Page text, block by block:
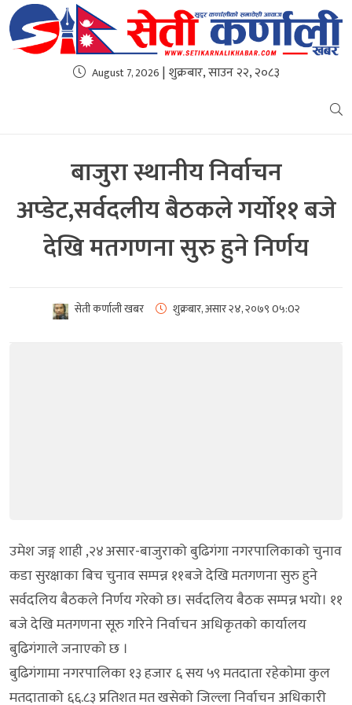
August 7, 2026 | शुक्रबार, साउन २२, २०८३
बाजुरा स्थानीय निर्वाचन
अप्डेट,सर्वदलीय बैठकले गर्यो११ बजे
देखि मतगणना सुरु हुने निर्णय
सेती कर्णाली खबर शुक्रबार, असार २४, २०७९0५:0२
उमेश जङ्ग शाही ,२४असार-बाजुराको बुढिगंगा नगरपालिकाको चुनाव
कडा सुरक्षाका बिच चुनाव सम्पन्न ११बजे देखि मतगणना सुरु हुने
सर्वदलिय बैठकले निर्णय गरेको छ। सर्वदलिय बैठक सम्पन्न भयो। ११
बजे देखि मतगणना सूरु गरिने निर्वाचन अधिकृतकाे कार्यालय
बुढिग‌ंगाले जनाएको छ ।
बुढिगंगामा नगरपालिका १३ हजार ६ सय ५९ मतदाता रहेकाेमा कुल
मतदाताको ६६.८३ प्रतिशत मत खसेको जिल्ला निर्वाचन अधिकारी